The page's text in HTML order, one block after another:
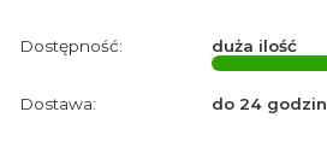
Dostępność:
duża ilość
Dostawa:
do 24 godzin